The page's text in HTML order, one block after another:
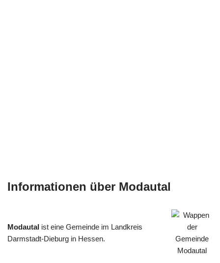
Informationen über Modautal
Modautal ist eine Gemeinde im Landkreis
Darmstadt-Dieburg in Hessen.